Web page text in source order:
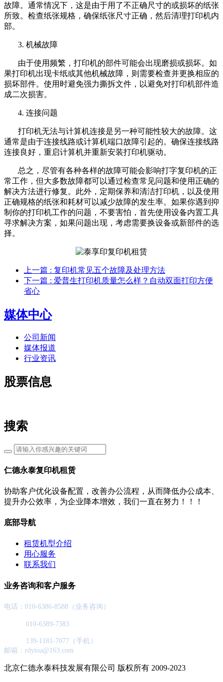
故障。通常情况下，这是由于用了不正确尺寸的或损坏的纸张
所致。检查纸张规格，确保纸张尺寸正确，然后清理打印机内
部。
3. 机械故障
由于使用频繁，打印机的部件可能会出现磨损或损坏。如
果打印机出现卡纸或其他机械故障，则需要检查并更换相应的
损坏部件。使用时避免强力撕拆文件，以避免对打印机部件造
成二次损害。
4. 连接问题
打印机无法与计算机连接是另一种可能性较大的故障。这
通常是由于连接线路或计算机端口故障引起的。确保连接线路
连接良好，重启计算机并重新安装打印机驱动。
总之，尽管有各种各样的故障可能会影响打字复印机的正
常工作，但大多数故障都可以通过检查常见问题和使用正确的
解决方法进行修复。此外，定期保养和清洁打印机，以及使用
正确规格的纸张和耗材可以减少故障的发生率。如果你遇到抑
制你的打印机工作的问题，不要害怕，首先使用设备内置工具
寻求解决方案，如果问题出现，考虑需要换设备或新部件的选
择。
上一篇 : 复印机常见五个故障及处理方法
下一篇 : 爱普生打印机质量怎么样？自动双面打印方便
省心
媒体中心
公司新闻
媒体报道
行业资讯
股票信息
搜索
仁德永泰复印机租赁
协助客户优化设备配置，改善办公流程，从而降低办公成本、
提升办公效率，为企业降本增效，我们一直在努力！！！
底部导航
租赁机型介绍
用心服务
联系我们
业务咨询和客户服务
电话：010-6386-8588（业务咨询）
010-6389-7383
139-1181-7077（手机）
邮箱：rdytoa@163.com
北京仁德永泰科技发展有限公司 版权所有 2009-2023